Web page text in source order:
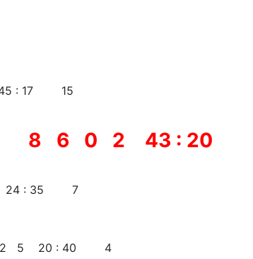
8 7 1 0
8 6 0 2 43 : 20
24 : 35 7
8 1 2 5 20 : 40 4